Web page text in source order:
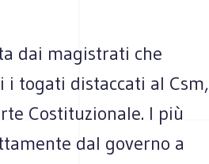
dai magistrati che
togati distaccati al Csm,
Costituzionale. I più
dal governo a